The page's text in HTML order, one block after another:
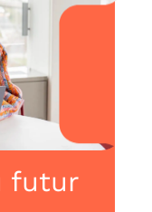
futur